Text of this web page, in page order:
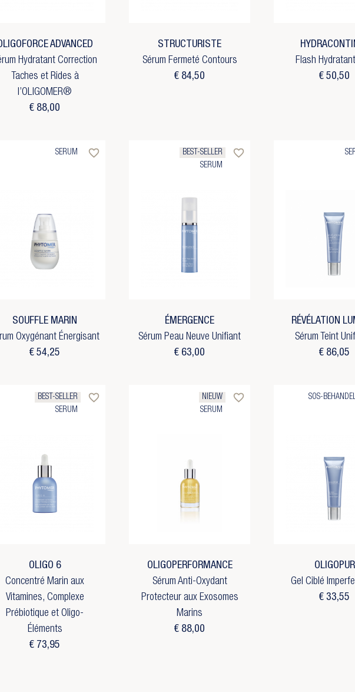
ADVANCED
Hydratant Correction
Taches et Rides à
l’OLIGOMER®
€ 88,00
STRUCTURISTE
Sérum Fermeté Contours
€ 84,50
Flash
€ 50,50
SERUM favorite_border
SOUFFLE MARIN
Oxygénant Énergisant
€ 54,25
BEST-SELLER
SERUM
favorite_border
ÉMERGENCE
Sérum Peau Neuve Unifiant
€ 63,00
RÉVÉLATION
Sérum Teint
€ 86,05
BEST-SELLER
SERUM
favorite_border
OLIGO 6
Concentré Marin aux
Vitamines, Complexe
Prébiotique et Oligo-
Éléments
€ 73,95
NIEUW
SERUM
favorite_border
OLIGOPERFORMANCE
Sérum Anti-Oxydant
Protecteur aux Exosomes
Marins
€ 88,00
SOS-
OLIGOPUR
Gel Ciblé
€ 33,55